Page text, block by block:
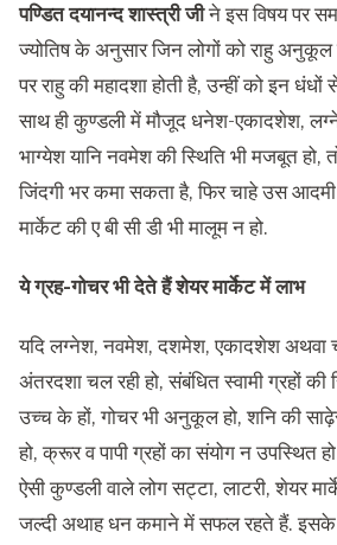
पण्डित दयानन्द शास्त्री जीने इस विषय पर
ज्योतिष के अनुसार जिन लोगों को राहु अनुकूल
पर राहु की महादशा होती है, उन्हीं को इन
साथ ही कुण्डली में मौजूद धनेश-एकादशेश,
भाग्येश यानि नवमेश की स्थिति भी मजबूत हो,
जिंदगी भर कमा सकता है, फिर चाहे उस
मार्केट की ए बी सी डी भी मालूम न हो.
ये ग्रह-गोचर भी देते हैं शेयर मार्केट में लाभ
यदि लग्नेश, नवमेश, दशमेश, एकादशेश अथवा
अंतरदशा चल रही हो, संबंधित स्वामी ग्रहों की
उच्च के हों, गोचर भी अनुकूल हो, शनि की
हो, क्रूर व पापी ग्रहों का संयोग न उपस्थित
ऐसी कुण्डली वाले लोग सट्टा, लाटरी, शेयर
जल्दी अथाह धन कमाने में सफल रहते हैं. इसके